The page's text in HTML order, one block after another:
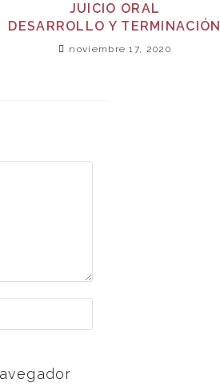
JUICIO ORAL
DESARROLLO Y TERMINACIÓN
noviembre 17, 2020